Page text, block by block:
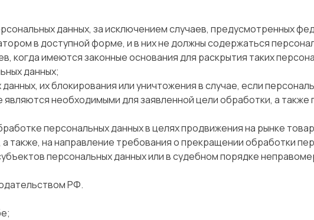
данных, за исключением случаев, предусмотренных
в доступной форме, и в них не должны содержаться
когда имеются законные основания для раскрытия таких
данных;
их блокирования или уничтожения в случае, если
необходимыми для заявленной цели обработки, а
персональных данных в целях продвижения на рынке
также, на направление требования о прекращении обработки
персональных данных или в судебном порядке
РФ.